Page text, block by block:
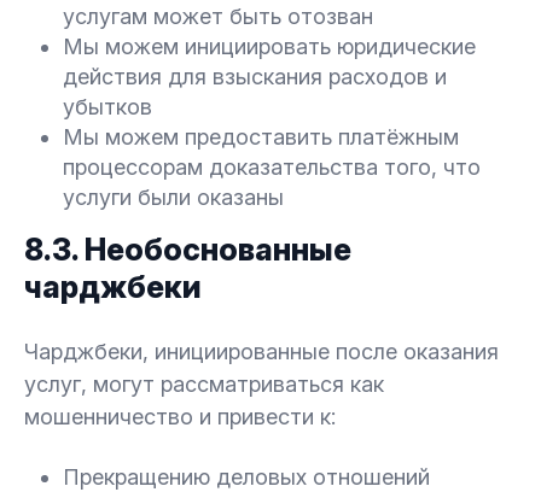
услугам может быть отозван
Мы можем инициировать юридические
действия для взыскания расходов и
убытков
Мы можем предоставить платёжным
процессорам доказательства того, что
услуги были оказаны
8.3. Необоснованные
чарджбеки
Чарджбеки, инициированные после оказания
услуг, могут рассматриваться как
мошенничество и привести к:
Прекращению деловых отношений